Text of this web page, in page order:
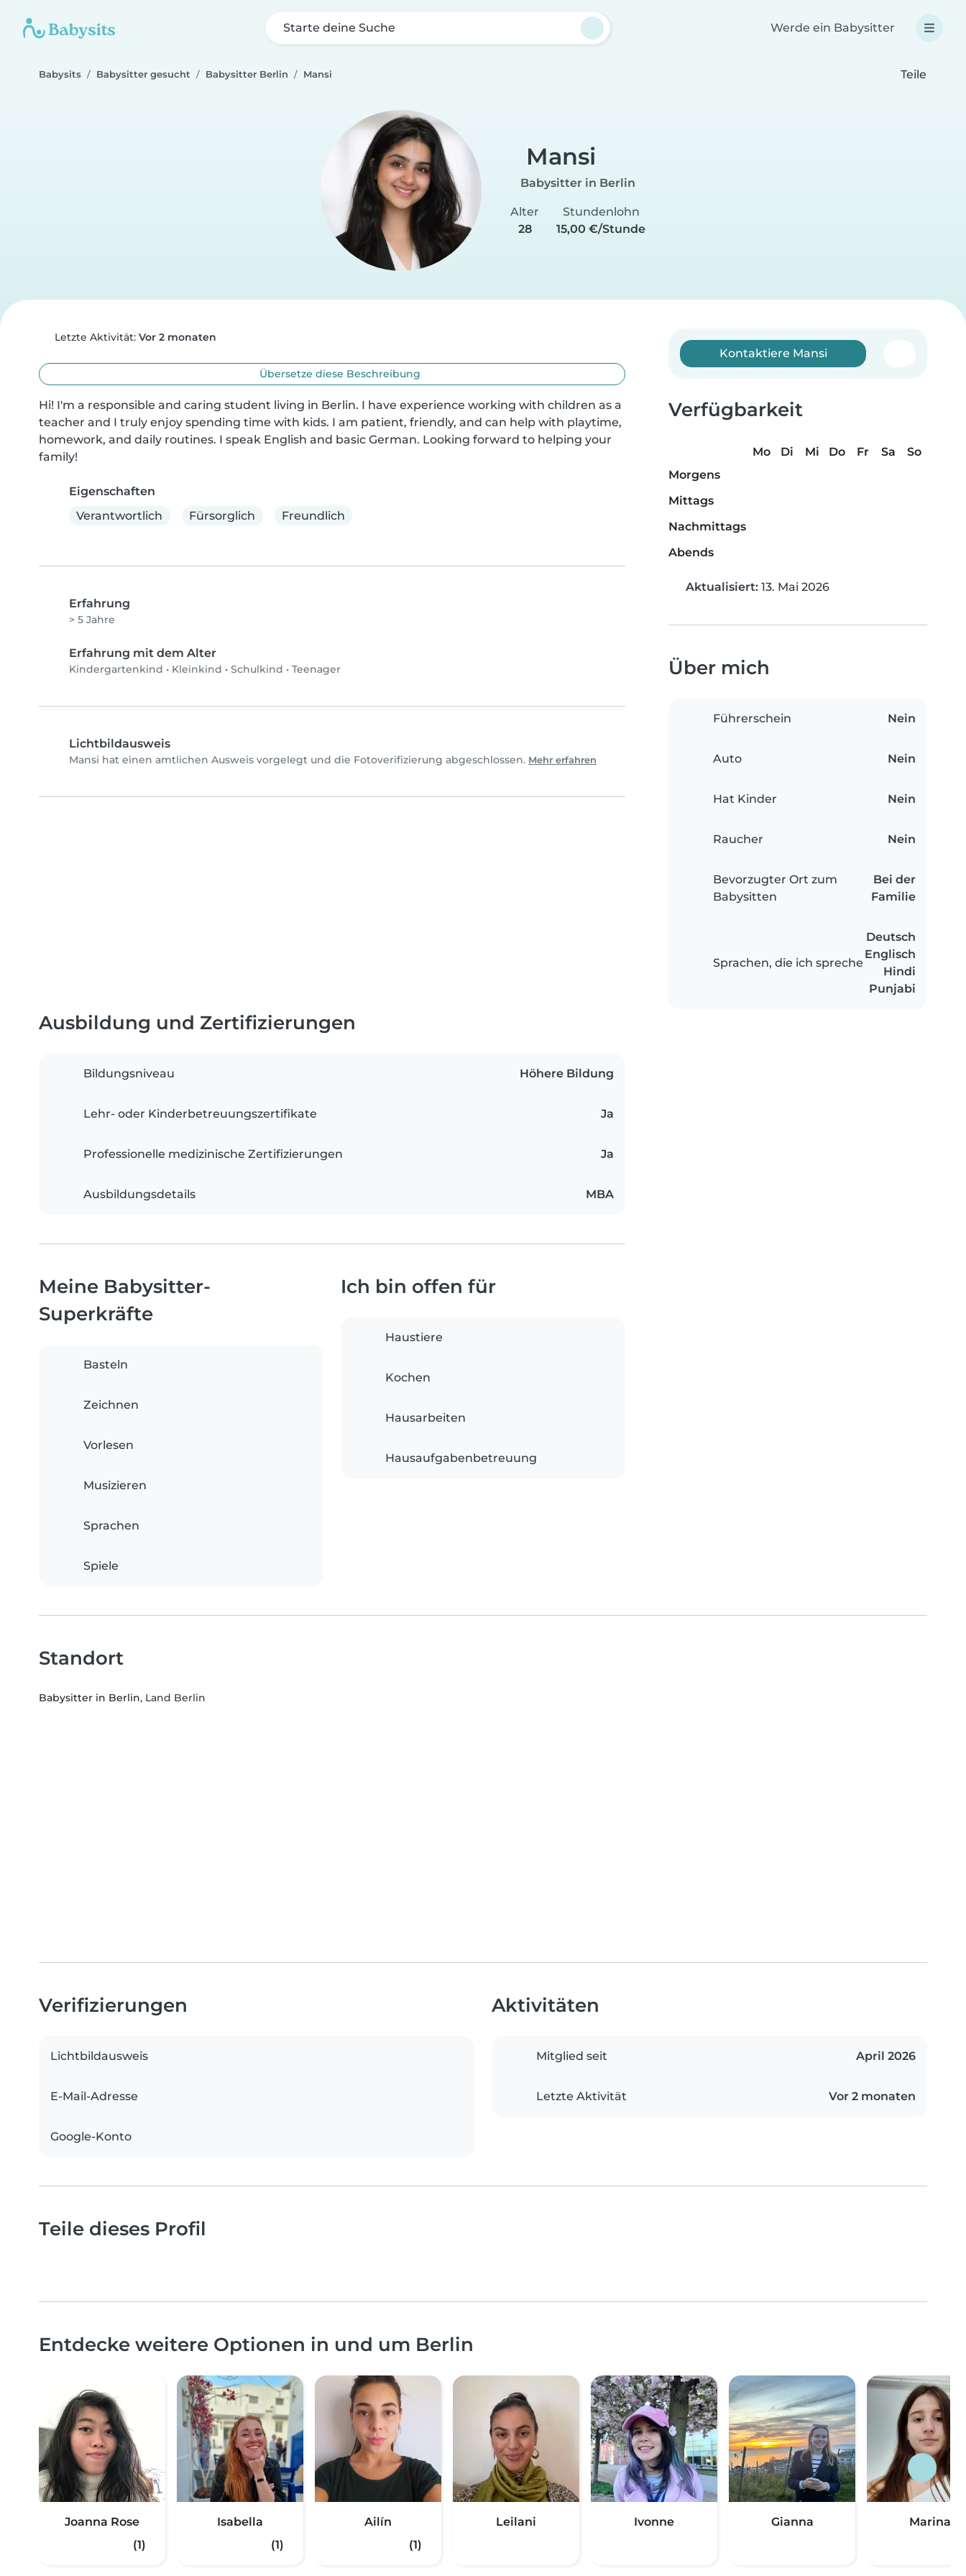
Starte deine Suche Werde ein Babysitter
Babysits Babysitter gesucht Babysitter Berlin Mansi Teile
Mansi
Babysitter in Berlin
Alter
28
Stundenlohn
15,00 €/Stunde
Letzte Aktivität: Vor 2 monaten
Übersetze diese Beschreibung
Hi! I'm a responsible and caring student living in Berlin. I have experience working with children as a
teacher and I truly enjoy spending time with kids. I am patient, friendly, and can help with playtime,
homework, and daily routines. I speak English and basic German. Looking forward to helping your
family!
Eigenschaften
Verantwortlich
Fürsorglich Freundlich
Erfahrung
> 5 Jahre
Erfahrung mit dem Alter
Kindergartenkind • Kleinkind • Schulkind • Teenager
Lichtbildausweis
Mansi hat einen amtlichen Ausweis vorgelegt und die Fotoverifizierung abgeschlossen. Mehr erfahren
Kontaktiere Mansi
Verfügbarkeit
Mo Di Mi Do Fr Sa
So
Morgens
Mittags
Nachmittags
Abends
Aktualisiert: 13. Mai 2026
Über mich
Führerschein Nein
Auto Nein
Hat Kinder Nein
Raucher Nein
Bevorzugter Ort zum
Babysitten
Bei der
Familie
Sprachen, die ich spreche
Deutsch
Englisch
Hindi
Punjabi
Ausbildung und Zertifizierungen
Bildungsniveau Höhere Bildung
Lehr- oder Kinderbetreuungszertifikate Ja
Professionelle medizinische Zertifizierungen Ja
Ausbildungsdetails MBA
Meine Babysitter-
Superkräfte
Basteln
Zeichnen
Vorlesen
Musizieren
Sprachen
Spiele
Ich bin offen für
Haustiere
Kochen
Hausarbeiten
Hausaufgabenbetreuung
Standort
Babysitter in Berlin, Land Berlin
Verifizierungen
Lichtbildausweis
E-Mail-Adresse
Google-Konto
Aktivitäten
Mitglied seit April 2026
Letzte Aktivität Vor 2 monaten
Teile dieses Profil
Entdecke weitere Optionen in und um Berlin
Joanna Rose
(1)
Isabella
(1)
Ailín
(1)
Leilani Ivonne Gianna Marina